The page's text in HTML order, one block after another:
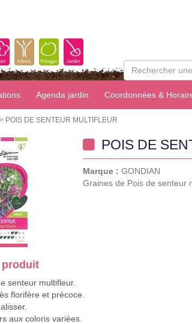
Agenda jardin Coordonnées &
> POIS DE SENTEUR MULTIFLEUR
POIS DE
Marque : GONDIAN
Graines de Pois de senteur
senteur multifleur.
florifère et précoce.
aux coloris variées.